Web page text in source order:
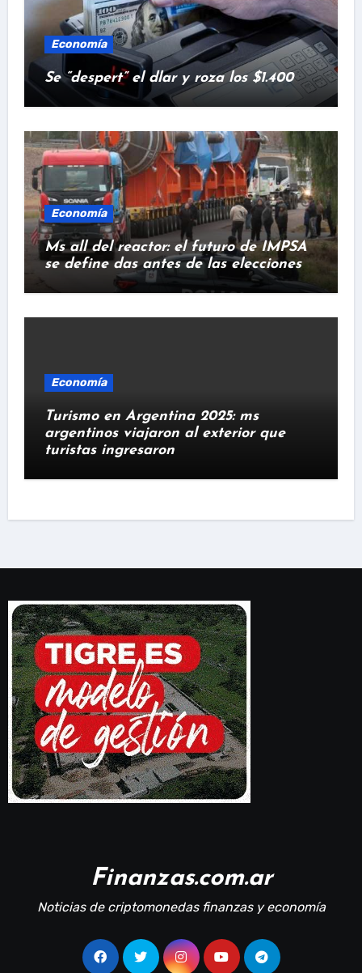
Economía
Se “despert” el dlar y roza los $1.400
Economía
Ms all del reactor: el futuro de IMPSA
se define das antes de las elecciones
Economía
Turismo en Argentina 2025: ms
argentinos viajaron al exterior que
turistas ingresaron
Finanzas.com.ar
Noticias de criptomonedas finanzas y economía